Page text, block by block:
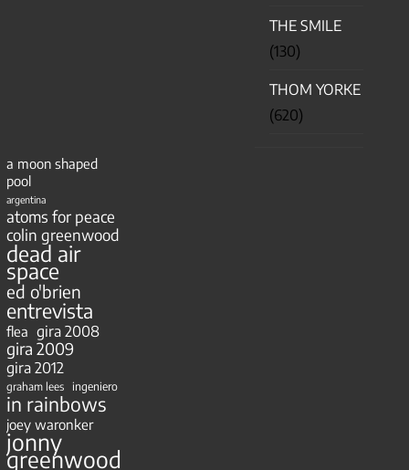
THE SMILE
(130)
THOM YORKE
(620)
a moon shaped
pool
argentina
atoms for peace
colin greenwood
dead air
space
ed o'brien
entrevista
flea gira 2008
gira 2009
gira 2012
graham lees ingeniero
in rainbows
joey waronker
jonny
greenwood